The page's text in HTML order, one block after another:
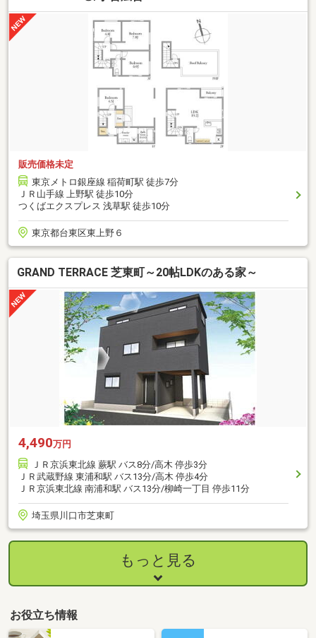
販売価格未定
東京メトロ銀座線 稲荷町駅 徒歩7分
ＪＲ山手線 上野駅 徒歩10分
つくばエクスプレス 浅草駅 徒歩10分
東京都台東区東上野６
GRAND TERRACE 芝東町～20帖LDKのある家～
4,490万円
ＪＲ京浜東北線 蕨駅 バス8分/高木 停歩3分
ＪＲ武蔵野線 東浦和駅 バス13分/高木 停歩4分
ＪＲ京浜東北線 南浦和駅 バス13分/柳崎一丁目 停歩11分
埼玉県川口市芝東町
もっと見る
お役立ち情報